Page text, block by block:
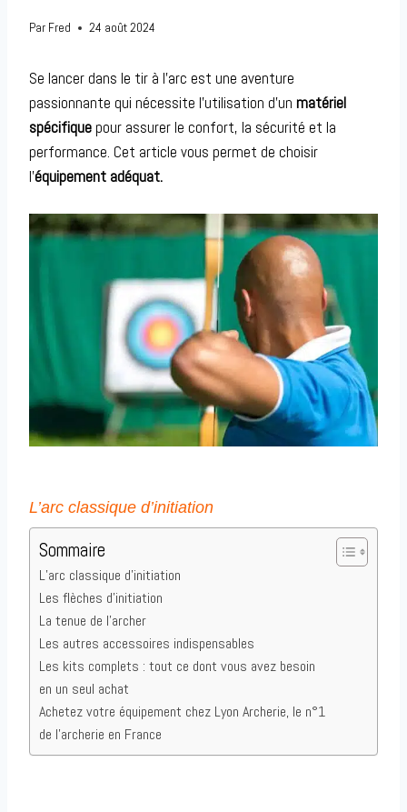
Par Fred 24 août 2024
Se lancer dans le tir à l’arc est une aventure
passionnante qui nécessite l’utilisation d’un matériel
spécifiquepour assurer le confort, la sécurité et la
performance. Cet article vous permet de choisir
l’équipement adéquat.
L’arc classique d’initiation
Sommaire
L’arc classique d’initiation
Les flèches d’initiation
La tenue de l’archer
Les autres accessoires indispensables
Les kits complets : tout ce dont vous avez besoin
en un seul achat
Achetez votre équipement chez Lyon Archerie, le n°1
de l’archerie en France